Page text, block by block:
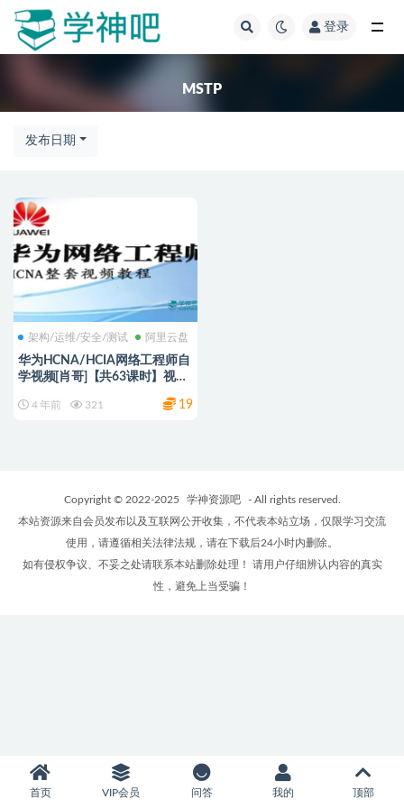
登录
MSTP
发布日期
架构/运维/安全/测试 阿里云盘
华为HCNA/HCIA网络工程师自
学视频[肖哥]【共63课时】视频
4 年前 321 19
Copyright © 2022-2025 学神资源吧
- All rights reserved.
本站资源来自会员发布以及互联网公开收集，不代表本站立场，仅限学习交流
使用，请遵循相关法律法规，请在下载后24小时内删除。
如有侵权争议、不妥之处请联系本站删除处理！ 请用户仔细辨认内容的真实
性，避免上当受骗！
首页 VIP会员 问答 我的 顶部